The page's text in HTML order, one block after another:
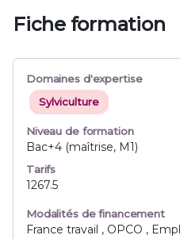
Fiche formation
Domaines d'expertise
Sylviculture
Niveau de formation
Bac+4 (maîtrise, M1)
Tarifs
1267.5
Modalités de financement
France travail , OPCO ,